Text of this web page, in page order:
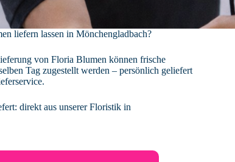
liefern lassen in Mönchengladbach?
von Floria Blumen können frische
Tag zugestellt werden – persönlich geliefert
direkt aus unserer Floristik in